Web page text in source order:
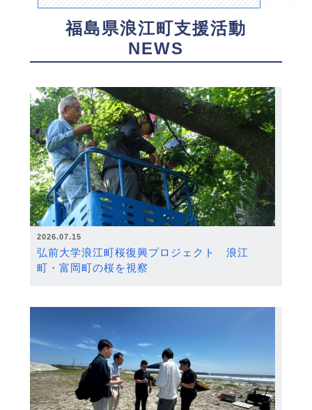
福島県浪江町支援活動
NEWS
2026.07.15
弘前大学浪江町桜復興プロジェクト 浪江
町・富岡町の桜を視察